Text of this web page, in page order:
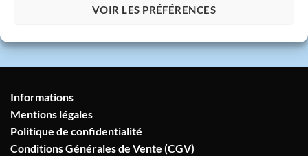
VOIR LES PRÉFÉRENCES
Service client humain
Informations
Mentions légales
Politique de confidentialité
Conditions Générales de Vente (CGV)